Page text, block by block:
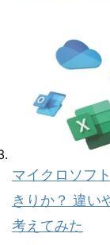
マイクロソフ
きりか？ 違い
考えてみた